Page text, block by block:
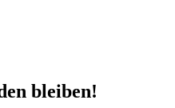
bleiben!